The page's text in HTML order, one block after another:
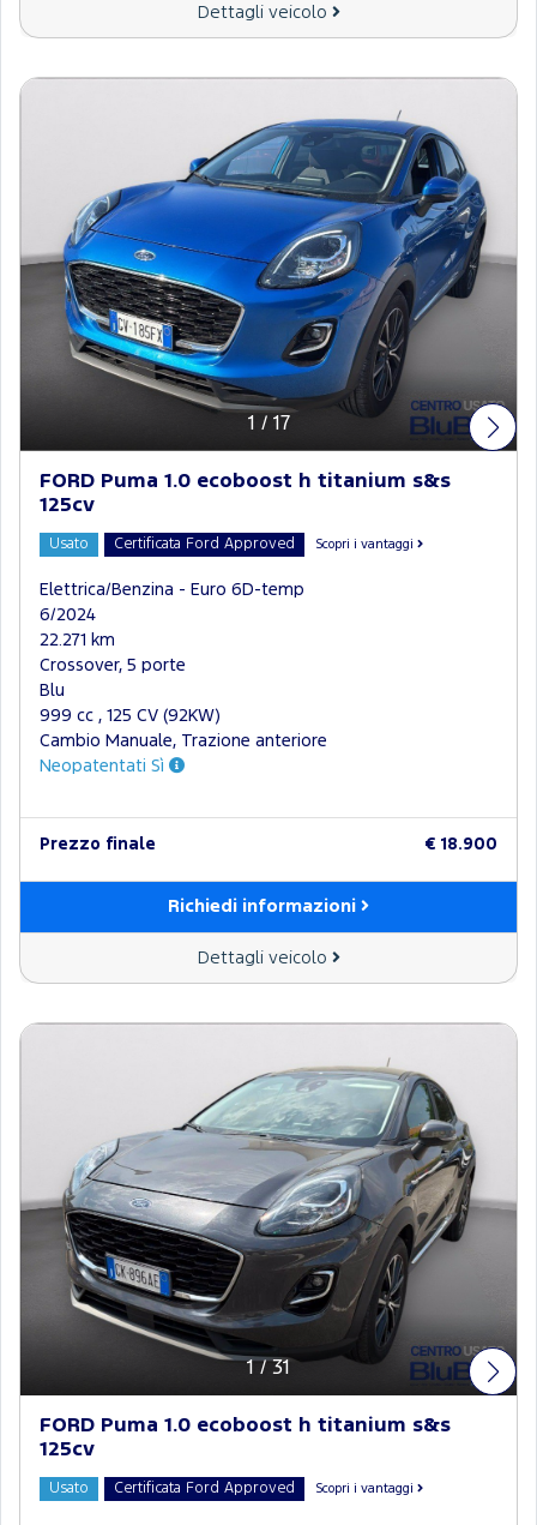
Dettagli veicolo
1 / 17
FORD Puma 1.0 ecoboost h titanium s&s
125cv
Usato Certificata Ford Approved Scopri i vantaggi
Elettrica/Benzina - Euro 6D-temp
6/2024
22.271 km
Crossover, 5 porte
Blu
999 cc , 125 CV (92KW)
Cambio Manuale, Trazione anteriore
Neopatentati Sì
Prezzo finale € 18.900
Richiedi informazioni
Dettagli veicolo
1 / 31
FORD Puma 1.0 ecoboost h titanium s&s
125cv
Usato Certificata Ford Approved Scopri i vantaggi